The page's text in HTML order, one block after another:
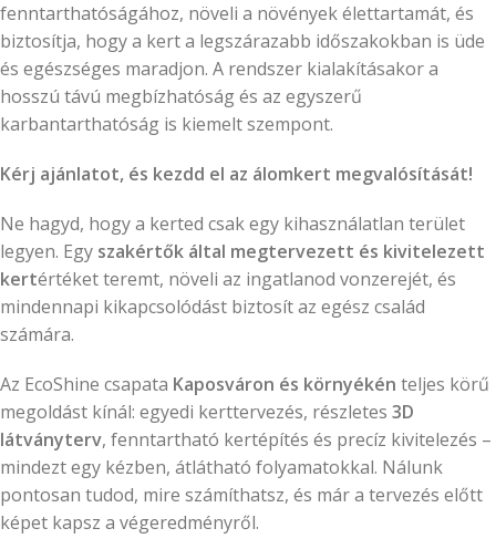
fenntarthatóságához, növeli a növények élettartamát, és
biztosítja, hogy a kert a legszárazabb időszakokban is üde
és egészséges maradjon. A rendszer kialakításakor a
hosszú távú megbízhatóság és az egyszerű
karbantarthatóság is kiemelt szempont.
Kérj ajánlatot, és kezdd el az álomkert megvalósítását!
Ne hagyd, hogy a kerted csak egy kihasználatlan terület
legyen. Egy szakértők által megtervezett és kivitelezett
kertértéket teremt, növeli az ingatlanod vonzerejét, és
mindennapi kikapcsolódást biztosít az egész család
számára.
Az EcoShine csapata Kaposváron és környékén teljes körű
megoldást kínál: egyedi kerttervezés, részletes 3D
látványterv, fenntartható kertépítés és precíz kivitelezés –
mindezt egy kézben, átlátható folyamatokkal. Nálunk
pontosan tudod, mire számíthatsz, és már a tervezés előtt
képet kapsz a végeredményről.